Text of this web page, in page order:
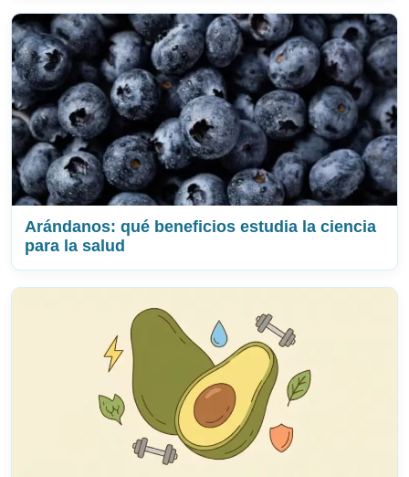
Arándanos: qué beneficios estudia la ciencia
para la salud